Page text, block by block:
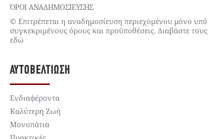
ΌΡΟΙ ΑΝΑΔΗΜΟΣΙΕΥΣΗΣ
© Επιτρέπεται η αναδημοσίευση περιεχομένου μόνο υπό
συγκεκριμένους όρους και προϋποθέσεις. Διαβάστε τους
εδώ
ΑΥΤΟΒΕΛΤΊΩΣΗ
Ενδιαφέροντα
Καλύτερη Ζωή
Μονοπάτια